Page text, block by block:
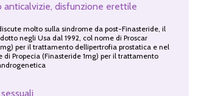
anticalvizie, disfunzione erettile
molto sulla sindrome da post-Finasteride, il
negli Usa dal 1992, col nome di Proscar
per il trattamento dellipertrofia prostatica e nel
di Propecia (Finasteride 1mg) per il trattamento